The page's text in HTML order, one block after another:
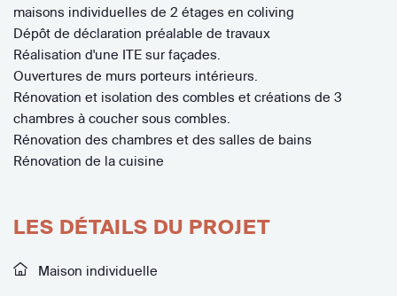
maisons individuelles de 2 étages en coliving
Dépôt de déclaration préalable de travaux
Réalisation d'une ITE sur façades.
Ouvertures de murs porteurs intérieurs.
Rénovation et isolation des combles et créations de 3
chambres à coucher sous combles.
Rénovation des chambres et des salles de bains
Rénovation de la cuisine
LES DÉTAILS DU PROJET
Maison individuelle